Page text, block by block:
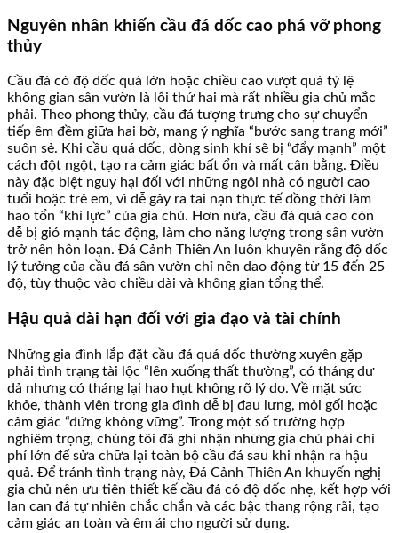
Nguyên nhân khiến cầu đá dốc cao phá vỡ phong
thủy
Cầu đá có độ dốc quá lớn hoặc chiều cao vượt quá tỷ lệ
không gian sân vườn là lỗi thứ hai mà rất nhiều gia chủ mắc
phải. Theo phong thủy, cầu đá tượng trưng cho sự chuyển
tiếp êm đềm giữa hai bờ, mang ý nghĩa “bước sang trang mới”
suôn sẻ. Khi cầu quá dốc, dòng sinh khí sẽ bị “đẩy mạnh” một
cách đột ngột, tạo ra cảm giác bất ổn và mất cân bằng. Điều
này đặc biệt nguy hại đối với những ngôi nhà có người cao
tuổi hoặc trẻ em, vì dễ gây ra tai nạn thực tế đồng thời làm
hao tổn “khí lực” của gia chủ. Hơn nữa, cầu đá quá cao còn
dễ bị gió mạnh tác động, làm cho năng lượng trong sân vườn
trở nên hỗn loạn. Đá Cảnh Thiên An luôn khuyên rằng độ dốc
lý tưởng của cầu đá sân vườn chỉ nên dao động từ 15 đến 25
độ, tùy thuộc vào chiều dài và không gian tổng thể.
Hậu quả dài hạn đối với gia đạo và tài chính
Những gia đình lắp đặt cầu đá quá dốc thường xuyên gặp
phải tình trạng tài lộc “lên xuống thất thường”, có tháng dư
dả nhưng có tháng lại hao hụt không rõ lý do. Về mặt sức
khỏe, thành viên trong gia đình dễ bị đau lưng, mỏi gối hoặc
cảm giác “đứng không vững”. Trong một số trường hợp
nghiêm trọng, chúng tôi đã ghi nhận những gia chủ phải chi
phí lớn để sửa chữa lại toàn bộ cầu đá sau khi nhận ra hậu
quả. Để tránh tình trạng này, Đá Cảnh Thiên An khuyến nghị
gia chủ nên ưu tiên thiết kế cầu đá có độ dốc nhẹ, kết hợp với
lan can đá tự nhiên chắc chắn và các bậc thang rộng rãi, tạo
cảm giác an toàn và êm ái cho người sử dụng.